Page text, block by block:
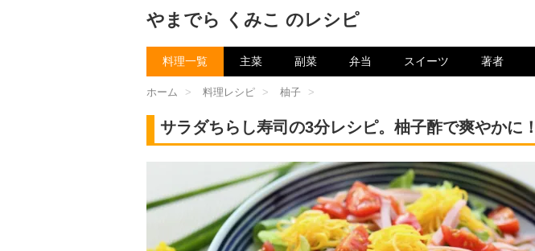
やまでら くみこ のレシピ
料理一覧 主菜 副菜 弁当 スイーツ 著者
ホーム > 料理レシピ > 柚子 >
サラダちらし寿司の3分レシピ。柚子酢で爽やかに！